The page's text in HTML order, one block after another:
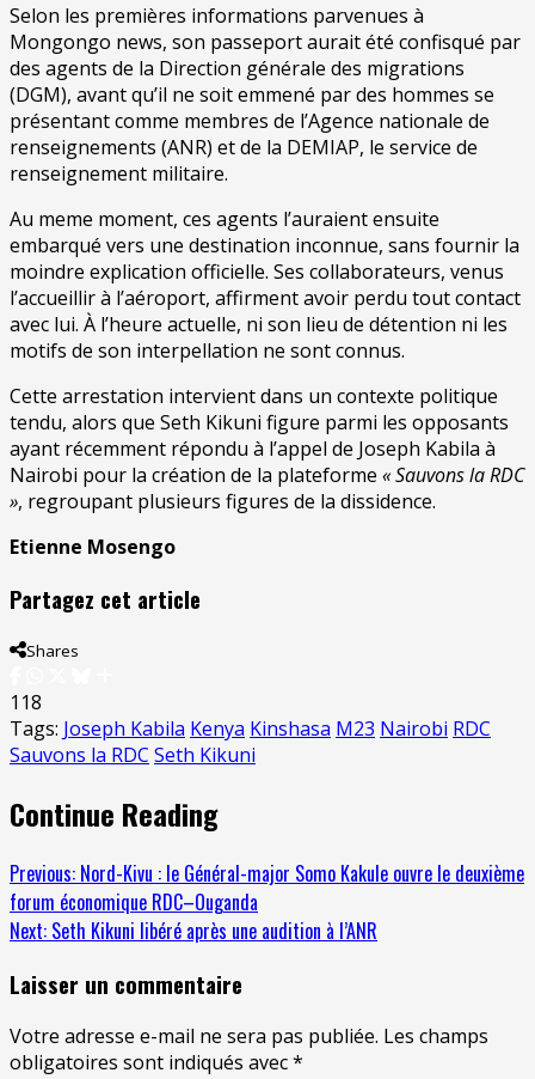
Selon les premières informations parvenues à
Mongongo news, son passeport aurait été confisqué par
des agents de la Direction générale des migrations
(DGM), avant qu’il ne soit emmené par des hommes se
présentant comme membres de l’Agence nationale de
renseignements (ANR) et de la DEMIAP, le service de
renseignement militaire.
Au meme moment, ces agents l’auraient ensuite
embarqué vers une destination inconnue, sans fournir la
moindre explication officielle. Ses collaborateurs, venus
l’accueillir à l’aéroport, affirment avoir perdu tout contact
avec lui. À l’heure actuelle, ni son lieu de détention ni les
motifs de son interpellation ne sont connus.
Cette arrestation intervient dans un contexte politique
tendu, alors que Seth Kikuni figure parmi les opposants
ayant récemment répondu à l’appel de Joseph Kabila à
Nairobi pour la création de la plateforme « Sauvons la RDC
», regroupant plusieurs figures de la dissidence.
Etienne Mosengo
Partagez cet article
Shares
118
Tags: Joseph Kabila Kenya Kinshasa M23 Nairobi RDC
Sauvons la RDC Seth Kikuni
Continue Reading
Previous: Nord-Kivu : le Général-major Somo Kakule ouvre le deuxième
forum économique RDC–Ouganda
Next: Seth Kikuni libéré après une audition à l’ANR
Laisser un commentaire
Votre adresse e-mail ne sera pas publiée. Les champs
obligatoires sont indiqués avec*